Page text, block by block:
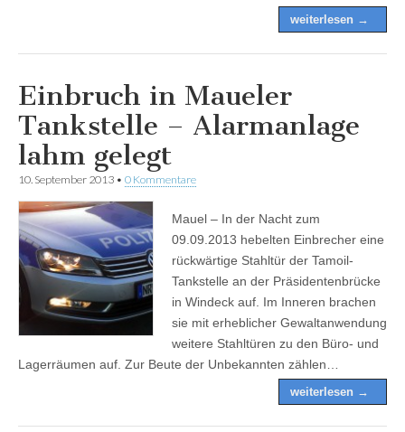
weiterlesen →
Einbruch in Maueler
Tankstelle – Alarmanlage
lahm gelegt
10. September 2013 • 0 Kommentare
Mauel – In der Nacht zum
09.09.2013 hebelten Einbrecher eine
rückwärtige Stahltür der Tamoil-
Tankstelle an der Präsidentenbrücke
in Windeck auf. Im Inneren brachen
sie mit erheblicher Gewaltanwendung
weitere Stahltüren zu den Büro- und
Lagerräumen auf. Zur Beute der Unbekannten zählen…
weiterlesen →